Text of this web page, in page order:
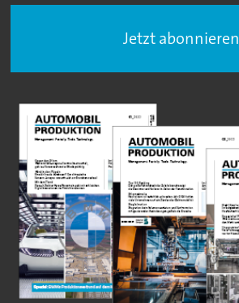
Jetzt abonnieren